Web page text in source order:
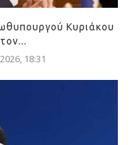
Κυριάκου
18:31